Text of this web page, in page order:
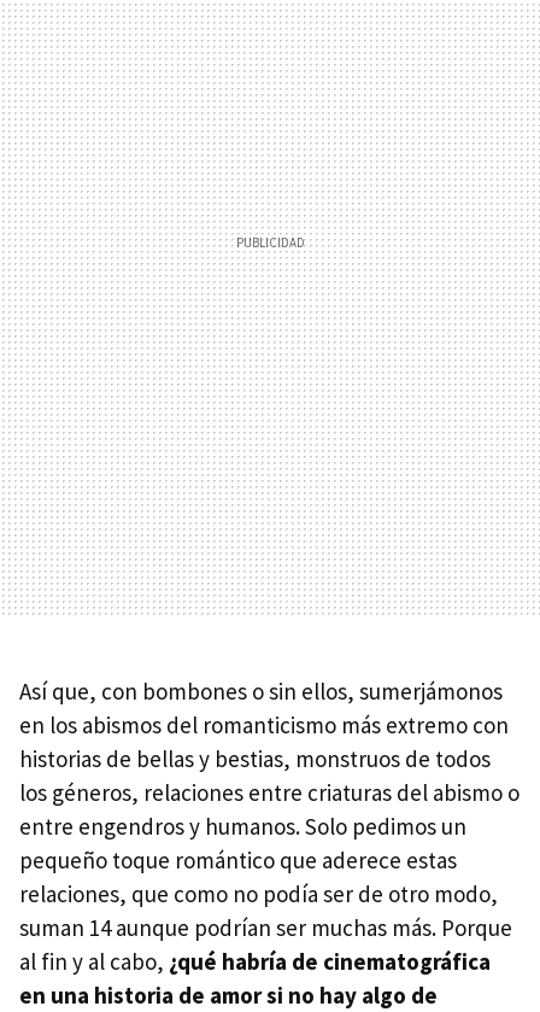
Así que, con bombones o sin ellos, sumerjámonos
en los abismos del romanticismo más extremo con
historias de bellas y bestias, monstruos de todos
los géneros, relaciones entre criaturas del abismo o
entre engendros y humanos. Solo pedimos un
pequeño toque romántico que aderece estas
relaciones, que como no podía ser de otro modo,
suman 14 aunque podrían ser muchas más. Porque
al fin y al cabo, ¿qué habría de cinematográfica
en una historia de amor si no hay algo de